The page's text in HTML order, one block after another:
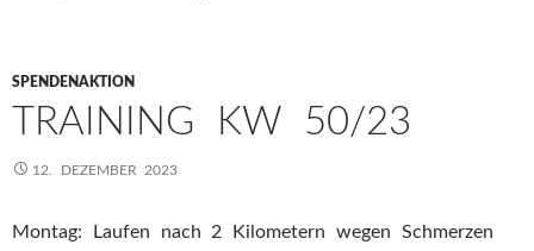
SPENDENAKTION
TRAINING KW 50/23
12. DEZEMBER 2023
Montag: Laufen nach 2 Kilometern wegen Schmerzen